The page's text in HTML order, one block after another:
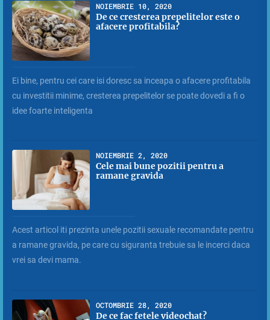
NOIEMBRIE 10, 2020
De ce cresterea prepelitelor este o
afacere profitabila?
Ei bine, pentru cei care isi doresc sa inceapa o afacere profitabila
cu investitii minime, cresterea prepelitelor se poate dovedi a fi o
idee foarte inteligenta
NOIEMBRIE 2, 2020
Cele mai bune pozitii pentru a
ramane gravida
Acest articol iti prezinta unele pozitii sexuale recomandate pentru
a ramane gravida, pe care cu siguranta trebuie sa le incerci daca
vrei sa devi mama.
OCTOMBRIE 28, 2020
De ce fac fetele videochat?